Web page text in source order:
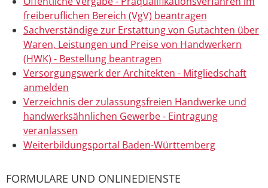
freiberuflichen Bereich (VgV) beantragen
Sachverständige zur Erstattung von Gutachten über
Waren, Leistungen und Preise von Handwerkern
(HWK) - Bestellung beantragen
Versorgungswerk der Architekten - Mitgliedschaft
anmelden
Verzeichnis der zulassungsfreien Handwerke und
handwerksähnlichen Gewerbe - Eintragung
veranlassen
Weiterbildungsportal Baden-Württemberg
FORMULARE UND ONLINEDIENSTE